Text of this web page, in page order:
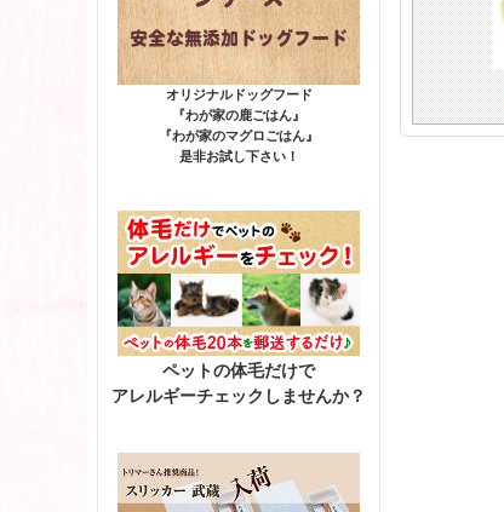
オリジナルドッグフード
『わが家の鹿ごはん』
『わが家のマグロごはん』
是非お試し下さい！
ペットの体毛だけで
アレルギーチェックしませんか？